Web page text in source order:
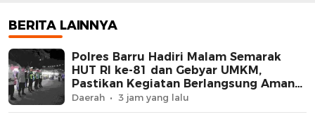
BERITA LAINNYA
Polres Barru Hadiri Malam Semarak
HUT RI ke-81 dan Gebyar UMKM,
Pastikan Kegiatan Berlangsung Aman
dan Kondusif
Daerah 3 jam yang lalu